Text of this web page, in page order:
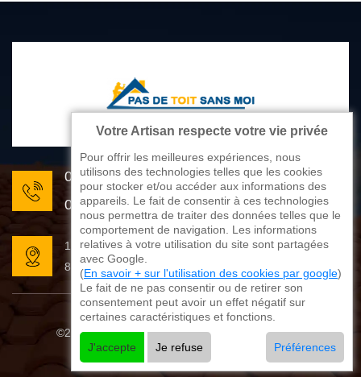
05 33 06 22 81
07 80 33 28 62
176 avenue de Limoges
87270 Couzeix
©2025 - 2026 Tout droit réservé Mentions légales
Votre Artisan respecte votre vie privée
Pour offrir les meilleures expériences, nous
utilisons des technologies telles que les cookies
pour stocker et/ou accéder aux informations des
appareils. Le fait de consentir à ces technologies
nous permettra de traiter des données telles que le
comportement de navigation. Les informations
relatives à votre utilisation du site sont partagées
avec Google.
(En savoir + sur l'utilisation des cookies par google)
Le fait de ne pas consentir ou de retirer son
consentement peut avoir un effet négatif sur
certaines caractéristiques et fonctions.
J'accepte Je refuse Préférences